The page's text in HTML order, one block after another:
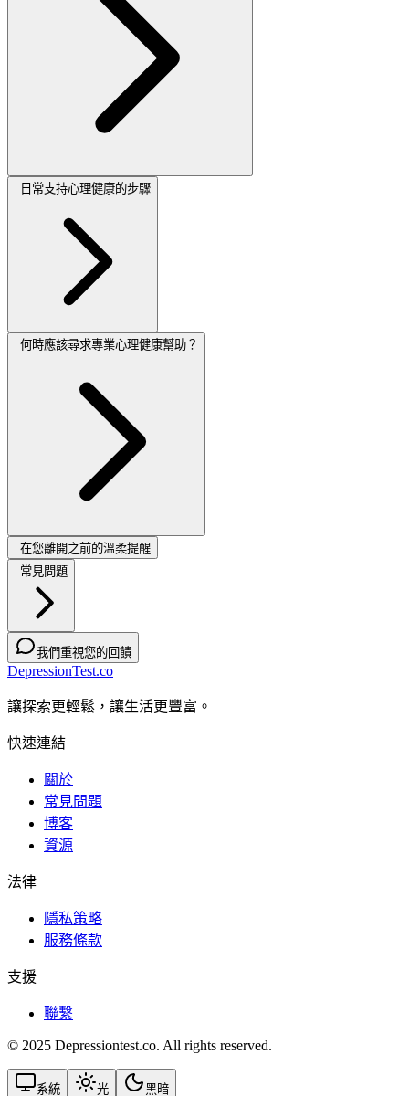
日常支持心理健康的步驟
何時應該尋求專業心理健康幫助？
在您離開之前的溫柔提醒
常見問題
我們重視您的回饋
DepressionTest.co
讓探索更輕鬆，讓生活更豐富。
快速連結
關於
常見問題
博客
資源
法律
隱私策略
服務條款
支援
聯繫
© 2025 Depressiontest.co. All rights reserved.
系統 光 黑暗